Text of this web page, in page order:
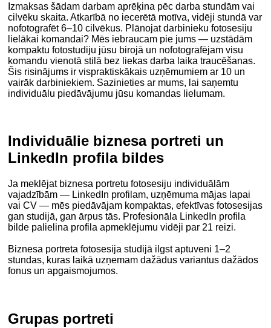
Izmaksas šādam darbam aprēķina pēc darba stundām vai
cilvēku skaita. Atkarībā no iecerētā motīva, vidēji stundā var
nofotografēt 6–10 cilvēkus. Plānojat darbinieku fotosesiju
lielākai komandai? Mēs iebraucam pie jums — uzstādām
kompaktu fotostudiju jūsu birojā un nofotografējam visu
komandu vienotā stilā bez liekas darba laika traucēšanas.
Šis risinājums ir vispraktiskākais uzņēmumiem ar 10 un
vairāk darbiniekiem. Sazinieties ar mums, lai saņemtu
individuālu piedāvājumu jūsu komandas lielumam.
Individuālie biznesa portreti un
LinkedIn profila bildes
Ja meklējat biznesa portretu fotosesiju individuālām
vajadzībām — LinkedIn profilam, uzņēmuma mājas lapai
vai CV — mēs piedāvājam kompaktas, efektīvas fotosesijas
gan studijā, gan ārpus tās. Profesionāla LinkedIn profila
bilde palielina profila apmeklējumu vidēji par 21 reizi.
Biznesa portreta fotosesija studijā ilgst aptuveni 1–2
stundas, kuras laikā uzņemam dažādus variantus dažādos
fonus un apgaismojumos.
Grupas portreti